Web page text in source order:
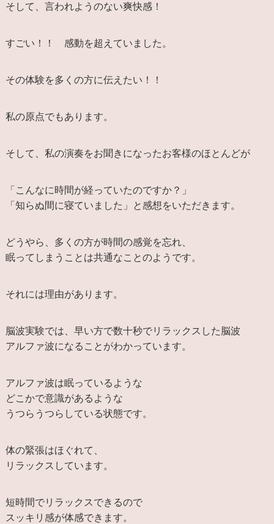
そして、言われようのない爽快感！
すごい！！ 感動を超えていました。
その体験を多くの方に伝えたい！！
私の原点でもあります。
そして、私の演奏をお聞きになったお客様のほとんどが
「こんなに時間が経っていたのですか？」
「知らぬ間に寝ていました」と感想をいただきます。
どうやら、多くの方が時間の感覚を忘れ、
眠ってしまうことは共通なことのようです。
それには理由があります。
脳波実験では、早い方で数十秒でリラックスした脳波
アルファ波になることがわかっています。
アルファ波は眠っているような
どこかで意識があるような
うつらうつらしている状態です。
体の緊張はほぐれて、
リラックスしています。
短時間でリラックスできるので
スッキリ感が体感できます。